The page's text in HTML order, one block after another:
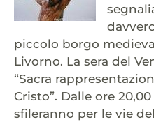
piccolo borgo
Livorno. La sera del
“Sacra
Cristo”. Dalle ore
sfileranno per le vie